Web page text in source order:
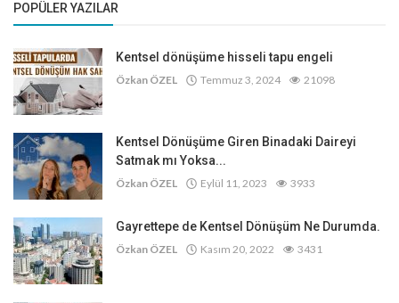
POPÜLER YAZILAR
Kentsel dönüşüme hisseli tapu engeli
Özkan ÖZEL Temmuz 3, 2024 21098
Kentsel Dönüşüme Giren Binadaki Daireyi
Satmak mı Yoksa...
Özkan ÖZEL Eylül 11, 2023 3933
Gayrettepe de Kentsel Dönüşüm Ne Durumda.
Özkan ÖZEL Kasım 20, 2022 3431